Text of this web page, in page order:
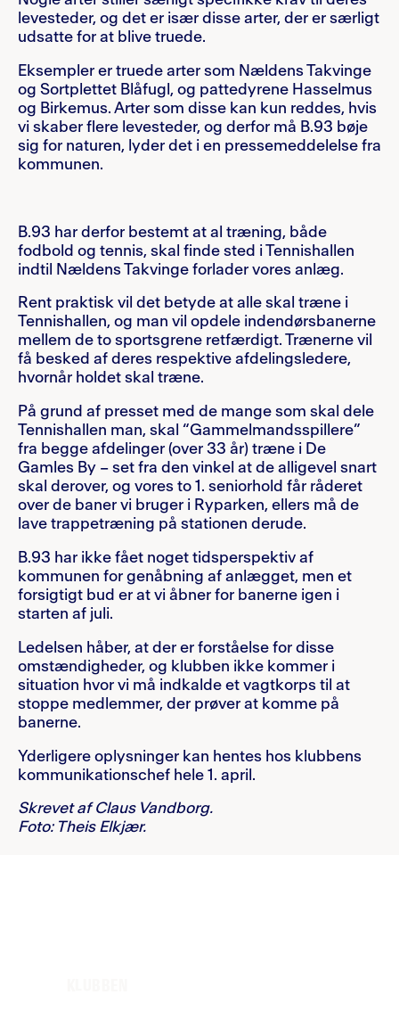
levesteder, og det er især disse arter, der er særligt
udsatte for at blive truede.
Eksempler er truede arter som Nældens Takvinge
og Sortplettet Blåfugl, og pattedyrene Hasselmus
og Birkemus. Arter som disse kan kun reddes, hvis
vi skaber flere levesteder, og derfor må B.93 bøje
sig for naturen, lyder det i en pressemeddelelse fra
kommunen.
B.93 har derfor bestemt at al træning, både
fodbold og tennis, skal finde sted i Tennishallen
indtil Nældens Takvinge forlader vores anlæg.
Rent praktisk vil det betyde at alle skal træne i
Tennishallen, og man vil opdele indendørsbanerne
mellem de to sportsgrene retfærdigt. Trænerne vil
få besked af deres respektive afdelingsledere,
hvornår holdet skal træne.
På grund af presset med de mange som skal dele
Tennishallen man, skal “Gammelmandsspillere”
fra begge afdelinger (over 33 år) træne i De
Gamles By – set fra den vinkel at de alligevel snart
skal derover, og vores to 1. seniorhold får råderet
over de baner vi bruger i Ryparken, ellers må de
lave trappetræning på stationen derude.
B.93 har ikke fået noget tidsperspektiv af
kommunen for genåbning af anlægget, men et
forsigtigt bud er at vi åbner for banerne igen i
starten af juli.
Ledelsen håber, at der er forståelse for disse
omstændigheder, og klubben ikke kommer i
situation hvor vi må indkalde et vagtkorps til at
stoppe medlemmer, der prøver at komme på
banerne.
Yderligere oplysninger kan hentes hos klubbens
kommunikationschef hele 1. april.
Skrevet af Claus Vandborg.
Foto: Theis Elkjær.